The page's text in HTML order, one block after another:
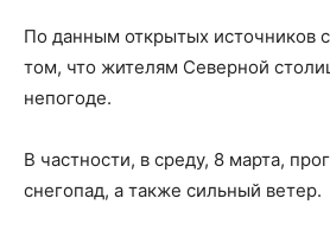
По данным открытых источников
том, что жителям Северной
непогоде.
В частности, в среду, 8 марта,
снегопад, а также сильный ветер.